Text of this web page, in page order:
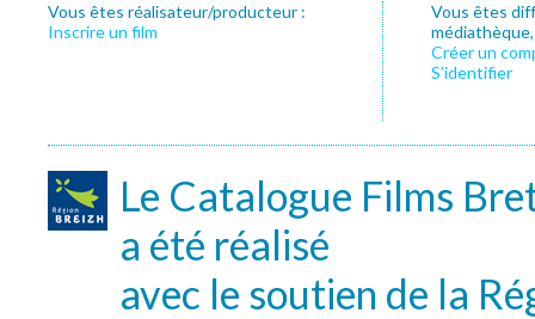
Vous êtes réalisateur/producteur :
Inscrire un film
Vous êtes
Créer un
S’identifier
Le Catalogue Films
a été réalisé
avec le soutien de la